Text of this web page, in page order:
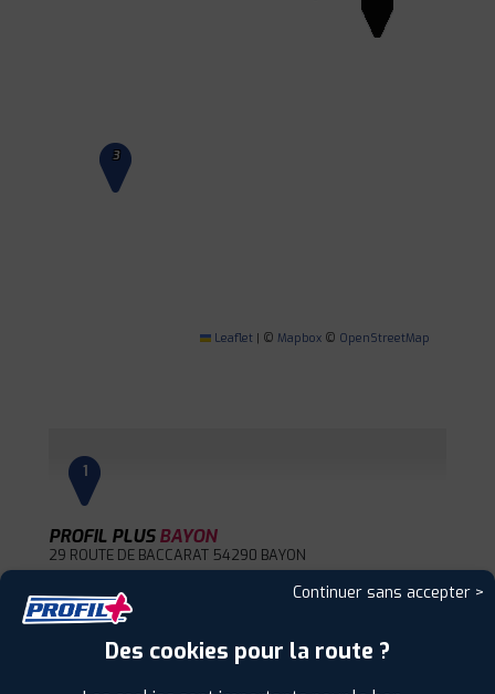
3
Leaflet | © Mapbox © OpenStreetMap
1
PROFIL PLUSBAYON
29 ROUTE DE BACCARAT 54290 BAYON
0383728680
HORAIRES | +D'INFOS Continuer sans accepter >
Des cookies pour la route ?